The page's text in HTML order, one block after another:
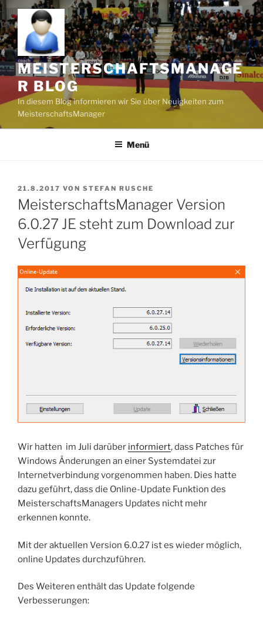
Zum
Inhalt
springen
MEISTERSCHAFTSMANAGE
R BLOG
In diesem Blog informieren wir Sie über Neuigkeiten zum
MeisterschaftsManager
Menü
VERÖFFENTLICHT
AM
21.8.2017 VON STEFAN RUSCHE
MeisterschaftsManager Version
6.0.27 JE steht zum Download zur
Verfügung
Wir hatten im Juli darüber informiert, dass Patches für
Windows Änderungen an einer Systemdatei zur
Internetverbindung vorgenommen haben. Dies hatte
dazu geführt, dass die Online-Update Funktion des
MeisterschaftsManagers Updates nicht mehr
erkennen konnte.
Mit der aktuellen Version 6.0.27 ist es wieder möglich,
online Updates durchzuführen.
Des Weiteren enthält das Update folgende
Verbesserungen: